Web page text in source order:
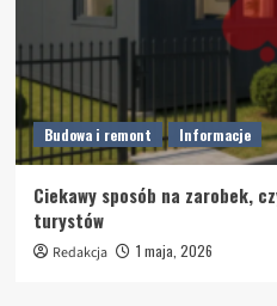
Budowa i remont Informacje
Ciekawy sposób na zarobek,
turystów
Redakcja 1 maja, 2026